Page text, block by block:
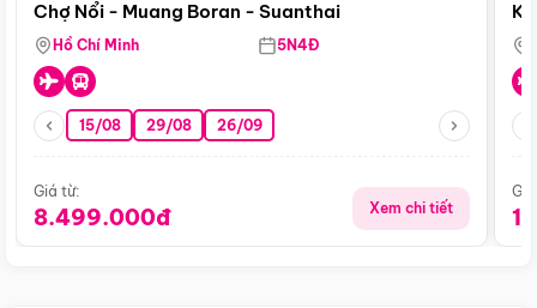
Chợ Nổi - Muang Boran - Suanthai
Hồ Chí Minh 5N4Đ
15/08 29/08 26/09
Giá từ:
8.499.000đ Xem chi tiết